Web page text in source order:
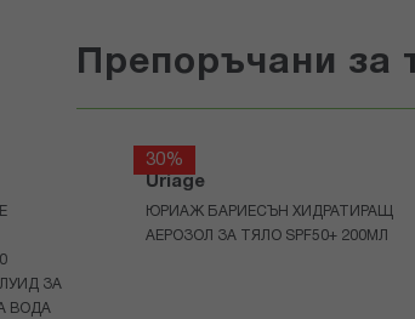
Препоръчани за
ЗА
ВОДА
30%
Uriage
ЮРИАЖ БАРИЕСЪН ХИДРАТИРАЩ
АЕРОЗОЛ ЗА ТЯЛО SPF50+ 200МЛ